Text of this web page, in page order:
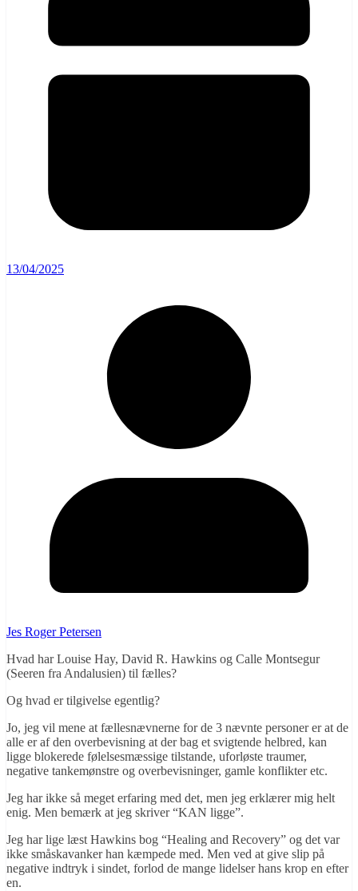
13/04/2025
Jes Roger Petersen
Hvad har Louise Hay, David R. Hawkins og Calle Montsegur
(Seeren fra Andalusien) til fælles?
Og hvad er tilgivelse egentlig?
Jo, jeg vil mene at fællesnævnerne for de 3 nævnte personer er at de
alle er af den overbevisning at der bag et svigtende helbred, kan
ligge blokerede følelsesmæssige tilstande, uforløste traumer,
negative tankemønstre og overbevisninger, gamle konflikter etc.
Jeg har ikke så meget erfaring med det, men jeg erklærer mig helt
enig. Men bemærk at jeg skriver “KAN ligge”.
Jeg har lige læst Hawkins bog “Healing and Recovery” og det var
ikke småskavanker han kæmpede med. Men ved at give slip på
negative indtryk i sindet, forlod de mange lidelser hans krop en efter
en.